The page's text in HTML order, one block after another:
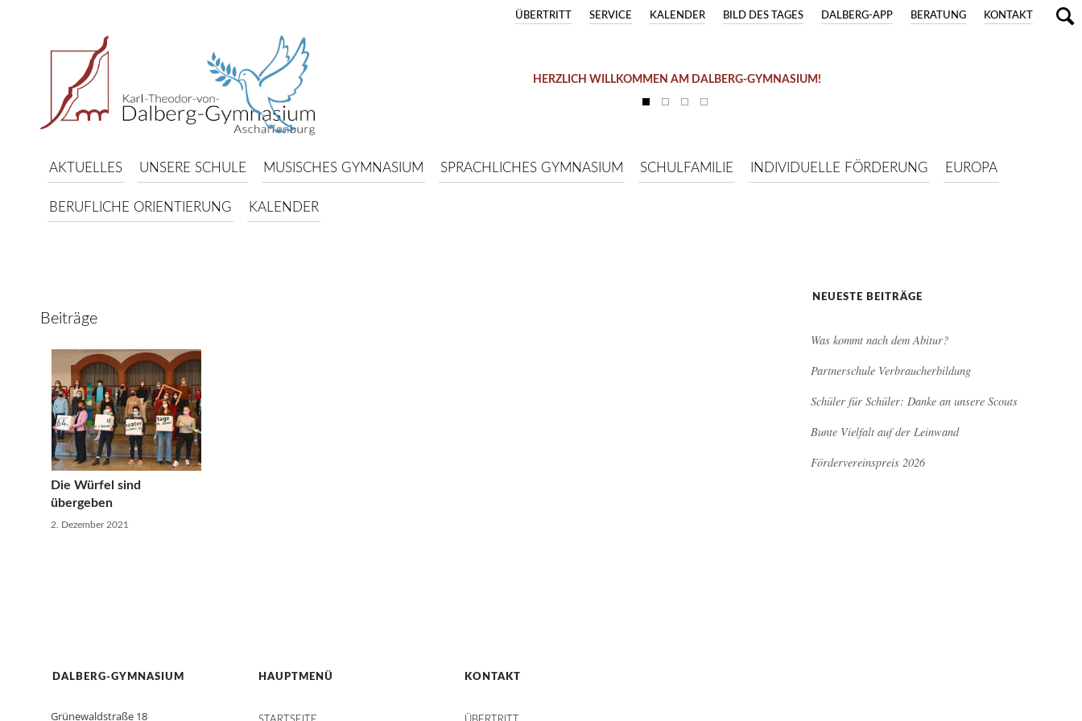
KONTAKT
BERATUNG
DALBERG-APP
BILD DES TAGES
KALENDER
SERVICE
ÜBERTRITT
HERZLICH WILLKOMMEN AM DALBERG-GYMNASIUM!
AKTUELLES UNSERE SCHULE MUSISCHES GYMNASIUM SPRACHLICHES GYMNASIUM SCHULFAMILIE INDIVIDUELLE FÖRDERUNG EUROPA
BERUFLICHE ORIENTIERUNG KALENDER
Beiträge
Die Würfel sind
übergeben
2. Dezember 2021
NEUESTE BEITRÄGE
Was kommt nach dem Abitur?
Partnerschule Verbraucherbildung
Schüler für Schüler: Danke an unsere Scouts
Bunte Vielfalt auf der Leinwand
Fördervereinspreis 2026
DALBERG-GYMNASIUM
Grünewaldstraße 18
HAUPTMENÜ KONTAKT